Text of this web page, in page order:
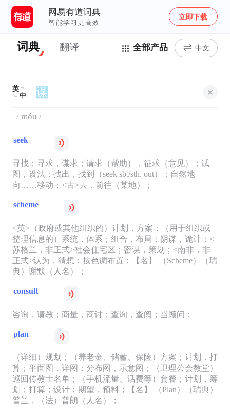
网易有道词典
智能学习更高效
立即下载
词典 翻译 全部产品 中文
英
中
/ móu /
seek
寻找；寻求，谋求；请求（帮助），征求（意见）；试
图，设法；找出，找到（seek sb./sth. out）；自然地
向……移动；<古>去，前往（某地）；
scheme
<英>（政府或其他组织的）计划，方案；（用于组织或
整理信息的）系统，体系；组合，布局；阴谋，诡计；<
苏格兰，非正式>社会住宅区；密谋，策划；<南非，非
正式>认为，猜想；按色调布置；【名】 （Scheme）（瑞
典）谢默（人名）；
consult
咨询，请教；商量，商讨；查询，查阅；当顾问；
plan
（详细）规划；（养老金、储蓄、保险）方案；计划，打
算；平面图，详图；分布图，示意图；（卫理公会教堂）
巡回传教士名单；（手机流量、话费等）套餐；计划，筹
划；打算；设计；期望，预料；【名】 （Plan）（瑞典）
普兰，（法）普朗（人名）；